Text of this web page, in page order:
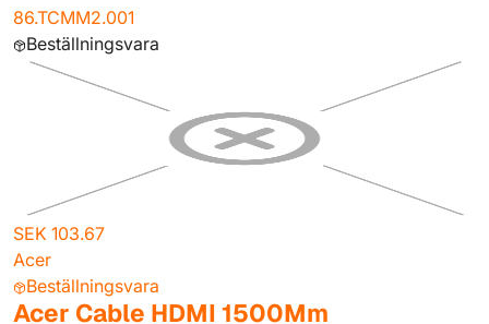
86.TCMM2.001
Beställningsvara
SEK 103.67
Acer
Beställningsvara
Acer Cable HDMI 1500Mm